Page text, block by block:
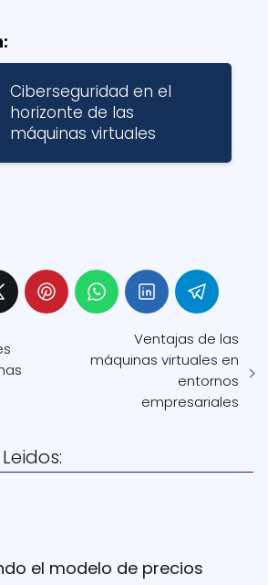
Ciberseguridad en el
horizonte de las
máquinas virtuales
Ventajas de las
máquinas virtuales en
entornos
empresariales
el modelo de precios